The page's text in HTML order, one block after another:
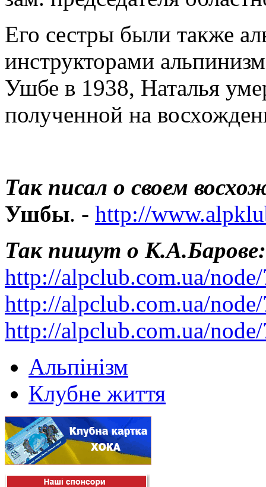
Его сестры были также
инструкторами
Ушбе в 1938, Наталья
полученной на
Так писал о своем
Ушбы. - http://
Так пишут о К.А.Барове:
http://alpclub.com.ua/
http://alpclub.com.ua/
http://alpclub.com.ua/
Альпінізм
Клубне життя